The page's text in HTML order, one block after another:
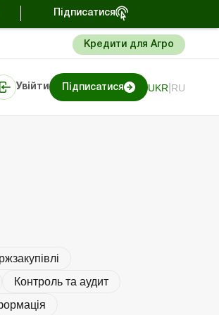
Підписатися
Кредити для Агро
Увійти Підписатися UKR RU
Контроль та аудит